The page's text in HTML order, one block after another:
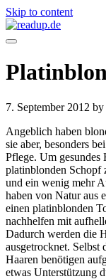
Skip to content
7. September 2012 by
Angeblich haben
sie aber, besonders
Pflege. Um gesundes
platinblonden Schopf
und ein wenig mehr
haben von Natur aus
einen platinblonden
nachhelfen mit
Dadurch werden die
ausgetrocknet.
Haaren benötigen
etwas Unterstützung